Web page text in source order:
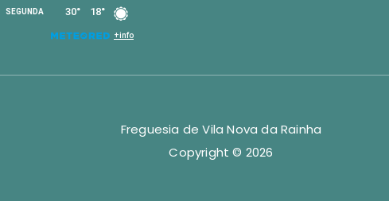
Freguesia de Vila Nova da Rainha
Copyright © 2026